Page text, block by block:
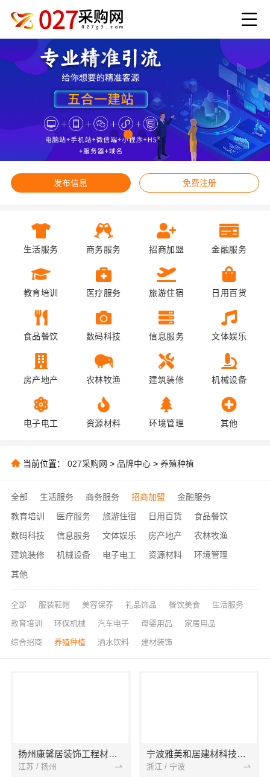
发布信息 免费注册
生活服务 商务服务 招商加盟 金融服务
教育培训 医疗服务 旅游住宿 日用百货
食品餐饮 数码科技 信息服务 文体娱乐
房产地产 农林牧渔 建筑装修 机械设备
电子电工 资源材料 环境管理 其他
当前位置： 027采购网 > 品牌中心 > 养殖种植
全部 生活服务 商务服务 招商加盟
金融服务
教育培训
医疗服务 旅游住宿 日用百货
食品餐饮
数码科技
信息服务 文体娱乐 房产地产
农林牧渔
建筑装修
机械设备 电子电工 资源材料
环境管理
其他
全部 服装鞋帽 美容保养 礼品饰品 餐饮美食 生活服务
教育培训 环保机械 汽车电子 母婴用品 家居用品
综合招商 养殖种植 酒水饮料 建材装饰
扬州康馨居装饰工程材料有限公司
江苏 / 扬州
宁波雅美和居建材科技有限公司
浙江 / 宁波